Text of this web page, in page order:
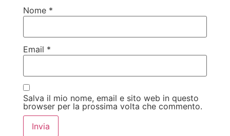
Nome *
Email *
Salva il mio nome, email e sito web in questo
browser per la prossima volta che commento.